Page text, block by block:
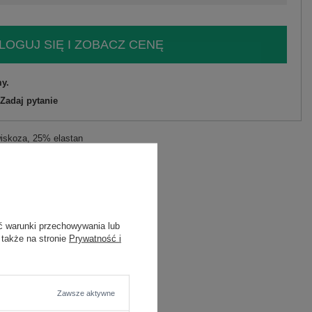
SIĘ I ZOBACZ CENĘ
Zadaj pytanie
25% elastan
warunki przechowywania lub
na stronie Prywatność i
Zawsze aktywne